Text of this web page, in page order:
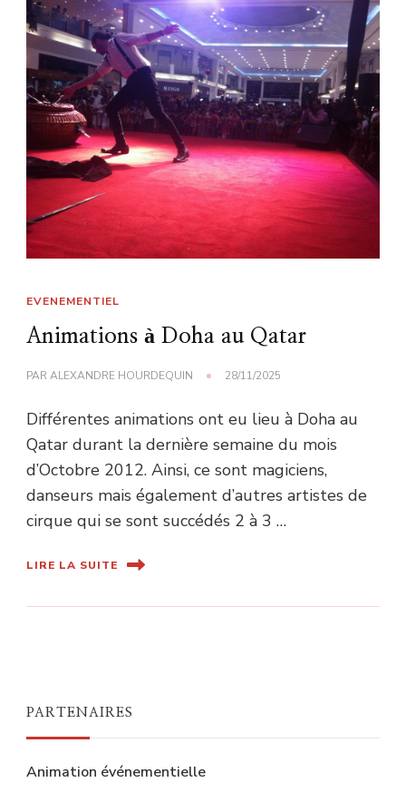
EVENEMENTIEL
Animations à Doha au Qatar
PARALEXANDRE HOURDEQUIN 28/11/2025
Différentes animations ont eu lieu à Doha au
Qatar durant la dernière semaine du mois
d’Octobre 2012. Ainsi, ce sont magiciens,
danseurs mais également d’autres artistes de
cirque qui se sont succédés 2 à 3 …
LIRE LA SUITE
PARTENAIRES
Animation événementielle